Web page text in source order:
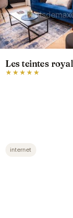
Les teintes
★★★★★
internet